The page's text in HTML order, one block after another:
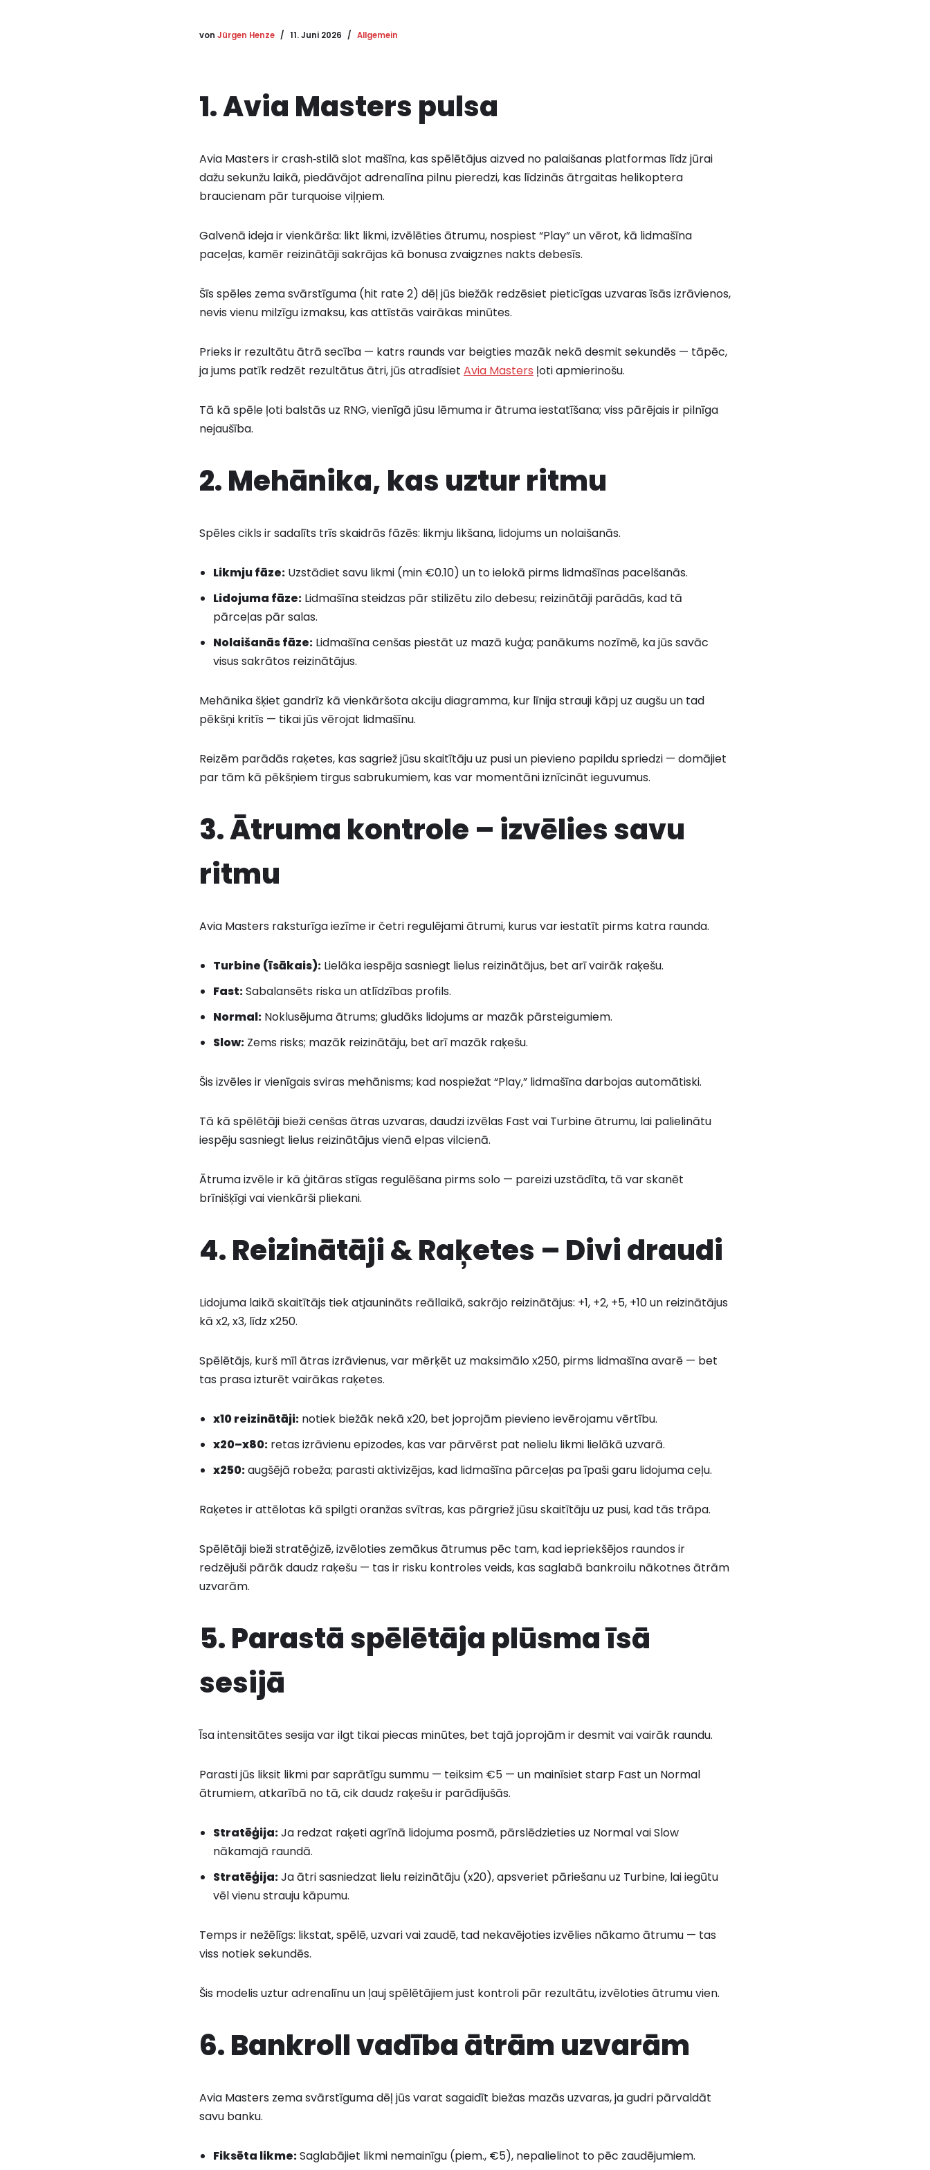
von Jürgen Henze 11. Juni 2026 Allgemein
1. Avia Masters pulsa
Avia Masters ir crash‑stilā slot mašīna, kas spēlētājus aizved no palaišanas platformas līdz jūrai
dažu sekunžu laikā, piedāvājot adrenalīna pilnu pieredzi, kas līdzinās ātrgaitas helikoptera
braucienam pār turquoise viļņiem.
Galvenā ideja ir vienkārša: likt likmi, izvēlēties ātrumu, nospiest “Play” un vērot, kā lidmašīna
paceļas, kamēr reizinātāji sakrājas kā bonusa zvaigznes nakts debesīs.
Šīs spēles zema svārstīguma (hit rate 2) dēļ jūs biežāk redzēsiet pieticīgas uzvaras īsās izrāvienos,
nevis vienu milzīgu izmaksu, kas attīstās vairākas minūtes.
Prieks ir rezultātu ātrā secība — katrs raunds var beigties mazāk nekā desmit sekundēs — tāpēc,
ja jums patīk redzēt rezultātus ātri, jūs atradīsiet Avia Masters ļoti apmierinošu.
Tā kā spēle ļoti balstās uz RNG, vienīgā jūsu lēmuma ir ātruma iestatīšana; viss pārējais ir pilnīga
nejaušība.
2. Mehānika, kas uztur ritmu
Spēles cikls ir sadalīts trīs skaidrās fāzēs: likmju likšana, lidojums un nolaišanās.
Likmju fāze: Uzstādiet savu likmi (min €0.10) un to ielokā pirms lidmašīnas pacelšanās.
Lidojuma fāze: Lidmašīna steidzas pār stilizētu zilo debesu; reizinātāji parādās, kad tā
pārceļas pār salas.
Nolaišanās fāze: Lidmašīna cenšas piestāt uz mazā kuģa; panākums nozīmē, ka jūs savāc
visus sakrātos reizinātājus.
Mehānika šķiet gandrīz kā vienkāršota akciju diagramma, kur līnija strauji kāpj uz augšu un tad
pēkšņi kritīs — tikai jūs vērojat lidmašīnu.
Reizēm parādās raķetes, kas sagriež jūsu skaitītāju uz pusi un pievieno papildu spriedzi — domājiet
par tām kā pēkšņiem tirgus sabrukumiem, kas var momentāni iznīcināt ieguvumus.
3. Ātruma kontrole – izvēlies savu
ritmu
Avia Masters raksturīga iezīme ir četri regulējami ātrumi, kurus var iestatīt pirms katra raunda.
Turbine (īsākais): Lielāka iespēja sasniegt lielus reizinātājus, bet arī vairāk raķešu.
Fast:Sabalansēts riska un atlīdzības profils.
Normal: Noklusējuma ātrums; gludāks lidojums ar mazāk pārsteigumiem.
Slow: Zems risks; mazāk reizinātāju, bet arī mazāk raķešu.
Šis izvēles ir vienīgais sviras mehānisms; kad nospiežat “Play,” lidmašīna darbojas automātiski.
Tā kā spēlētāji bieži cenšas ātras uzvaras, daudzi izvēlas Fast vai Turbine ātrumu, lai palielinātu
iespēju sasniegt lielus reizinātājus vienā elpas vilcienā.
Ātruma izvēle ir kā ģitāras stīgas regulēšana pirms solo — pareizi uzstādīta, tā var skanēt
brīnišķīgi vai vienkārši pliekani.
4. Reizinātāji & Raķetes – Divi draudi
Lidojuma laikā skaitītājs tiek atjaunināts reāllaikā, sakrājo reizinātājus: +1, +2, +5, +10 un reizinātājus
kā x2, x3, līdz x250.
Spēlētājs, kurš mīl ātras izrāvienus, var mērķēt uz maksimālo x250, pirms lidmašīna avarē — bet
tas prasa izturēt vairākas raķetes.
x10 reizinātāji: notiek biežāk nekā x20, bet joprojām pievieno ievērojamu vērtību.
x20–x80: retas izrāvienu epizodes, kas var pārvērst pat nelielu likmi lielākā uzvarā.
x250:augšējā robeža; parasti aktivizējas, kad lidmašīna pārceļas pa īpaši garu lidojuma ceļu.
Raķetes ir attēlotas kā spilgti oranžas svītras, kas pārgriež jūsu skaitītāju uz pusi, kad tās trāpa.
Spēlētāji bieži stratēģizē, izvēloties zemākus ātrumus pēc tam, kad iepriekšējos raundos ir
redzējuši pārāk daudz raķešu — tas ir risku kontroles veids, kas saglabā bankroilu nākotnes ātrām
uzvarām.
5. Parastā spēlētāja plūsma īsā
sesijā
Īsa intensitātes sesija var ilgt tikai piecas minūtes, bet tajā joprojām ir desmit vai vairāk raundu.
Parasti jūs liksit likmi par saprātīgu summu — teiksim €5 — un mainīsiet starp Fast un Normal
ātrumiem, atkarībā no tā, cik daudz raķešu ir parādījušās.
Stratēģija:Ja redzat raķeti agrīnā lidojuma posmā, pārslēdzieties uz Normal vai Slow
nākamajā raundā.
Stratēģija:Ja ātri sasniedzat lielu reizinātāju (x20), apsveriet pāriešanu uz Turbine, lai iegūtu
vēl vienu strauju kāpumu.
Temps ir nežēlīgs: likstat, spēlē, uzvari vai zaudē, tad nekavējoties izvēlies nākamo ātrumu — tas
viss notiek sekundēs.
Šis modelis uztur adrenalīnu un ļauj spēlētājiem just kontroli pār rezultātu, izvēloties ātrumu vien.
6. Bankroll vadība ātrām uzvarām
Avia Masters zema svārstīguma dēļ jūs varat sagaidīt biežas mazās uzvaras, ja gudri pārvaldāt
savu banku.
Fiksēta likme:Saglabājiet likmi nemainīgu (piem., €5), nepalielinot to pēc zaudējumiem.